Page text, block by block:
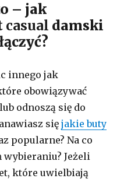
– jak
casual damski
innego jak
obowiązywać
odnoszą się do
sięjakie buty
popularne? Na co
wybieraniu? Jeżeli
które uwielbiają